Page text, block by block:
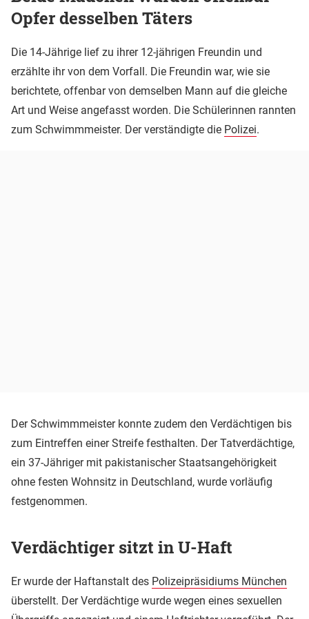
Opfer desselben Täters
Die 14-Jährige lief zu ihrer 12-jährigen Freundin und
erzählte ihr von dem Vorfall. Die Freundin war, wie sie
berichtete, offenbar von demselben Mann auf die gleiche
Art und Weise angefasst worden. Die Schülerinnen rannten
zum Schwimmmeister. Der verständigte die Polizei.
Der Schwimmmeister konnte zudem den Verdächtigen bis
zum Eintreffen einer Streife festhalten. Der Tatverdächtige,
ein 37-Jähriger mit pakistanischer Staatsangehörigkeit
ohne festen Wohnsitz in Deutschland, wurde vorläufig
festgenommen.
Verdächtiger sitzt in U-Haft
Er wurde der Haftanstalt des Polizeipräsidiums München
überstellt. Der Verdächtige wurde wegen eines sexuellen